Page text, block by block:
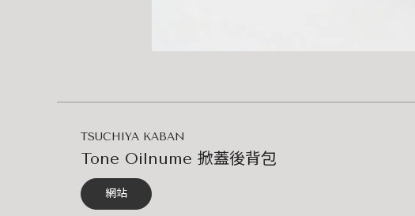
TSUCHIYA KABAN
Tone Oilnume 掀蓋後背包
網站